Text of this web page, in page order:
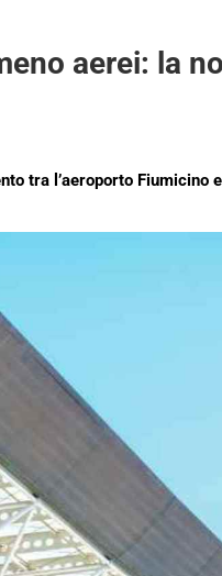
aerei: la
tra l’aeroporto